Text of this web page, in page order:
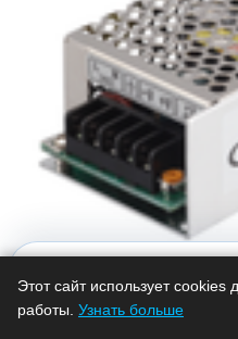
Итак, вам нужен блок
нужен для того, чтобы
Этот сайт использует cookies
работы. Узнать больше
Каталог Избранное